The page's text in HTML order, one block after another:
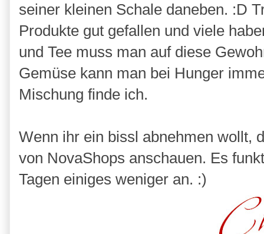
seiner kleinen Schale daneben. :D
Produkte gut gefallen und viele
und Tee muss man auf diese
Gemüse kann man bei Hunger
Mischung finde ich.
Wenn ihr ein bissl abnehmen wollt,
von NovaShops anschauen. Es
Tagen einiges weniger an. :)